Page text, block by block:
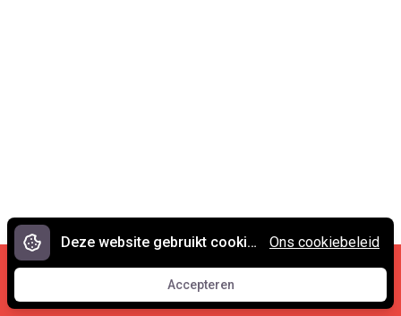
Cookies en privacy •
Contact
© 2007 - 2026 Spreekwoorden.nl
Deze website gebruikt cookies.
Accepteren
Accepteren
Ons cookiebeleid